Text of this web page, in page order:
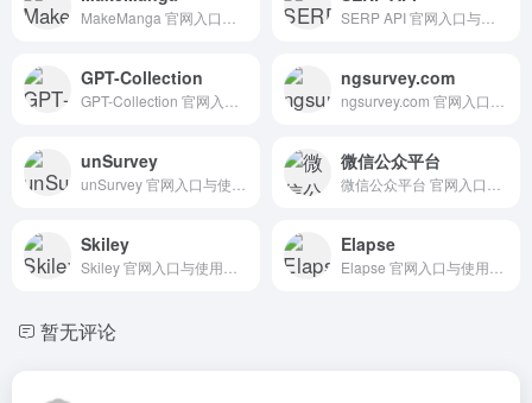
GPT-Collection ngsurvey.com
unSurvey 微信公众平台
Skiley Elapse
暂无评论